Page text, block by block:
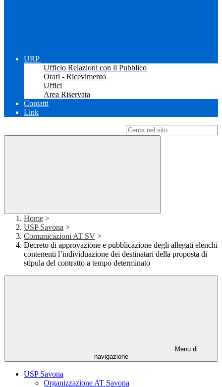
URP
Ufficio Relazioni con il Pubblico
Orari - Ricevimento
Uffici
Area Riservata
Contatti
Link
Home >
USP Savona >
Comunicazioni AT SV >
Decreto di approvazione e pubblicazione degli allegati elenchi
contenenti l’individuazione dei destinatari della proposta di
stipula del contratto a tempo determinato
Menu di
navigazione
USP Savona
Organizzazione AT Savona